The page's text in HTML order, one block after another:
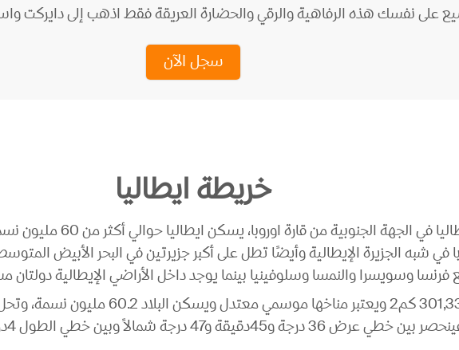
على نفسك هذه الرفاهية والرقي والحضارة العريقة فقط اذهب إلى دايركت
سجل الآن
خريطة ايطاليا
تعتبر روما عاصمة
في شبه الجزيرة الإيطالية وأيضًا تطل على أكبر جزيرتين في البحر الأبيض
فرنسا وسويسرا والنمسا وسلوفينيا بينما يوجد داخل الأراضي الإيطالية دولتان
وبين خطي الطول 4درجات و40دقيقة و18درجة و15دقيقة شرقاً.